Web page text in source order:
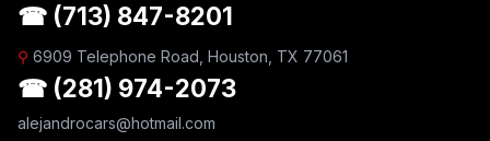
☎ (713) 847-8201
⚲ 6909 Telephone Road, Houston, TX 77061
☎ (281) 974-2073
alejandrocars@hotmail.com